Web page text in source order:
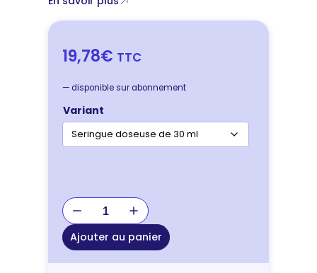
19,78€ TTC
— disponible sur abonnement
Variant
quantité
de
Miloa
Consti
Regul
Ajouter au panier